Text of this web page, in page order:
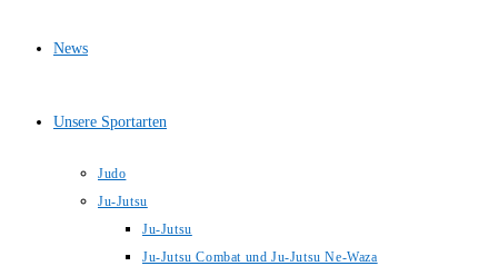
News
Unsere Sportarten
Judo
Ju-Jutsu
Ju-Jutsu
Ju-Jutsu Combat und Ju-Jutsu Ne-Waza